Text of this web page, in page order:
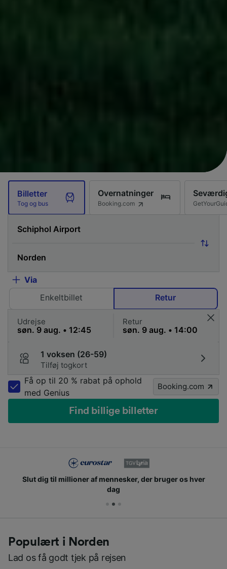
Billetter
Tog og bus
Overnatninger
Booking.com
Via
Enkeltbillet
Retur
Udrejse Retur
1 voksen (26-59)
Tilføj togkort
Få op til 20 % rabat på ophold
med Genius
Booking.com
Find billige billetter
Slut dig til millioner af mennesker, der bruger os hver
dag
Populært i Norden
Lad os få godt tjek på rejsen